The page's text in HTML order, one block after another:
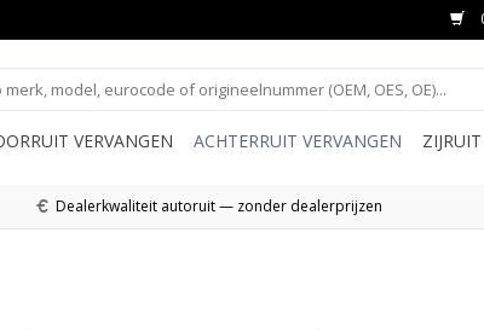
VERVANGEN ACHTERRUIT VERVANGEN
Dealerkwaliteit autoruit — zonder dealerprijzen